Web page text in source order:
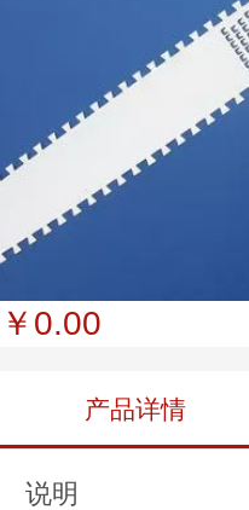
蚀刻刨刀片5
￥0.00
产品详情
说明